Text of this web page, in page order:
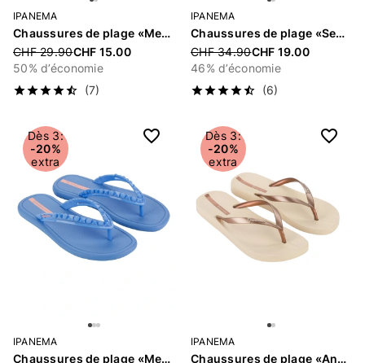
IPANEMA
Chaussures de plage «Mesh X»
Price reduced from
CHF 29.90CHF 15.00
50% d’économie
(7)
IPANEMA
Chaussures de plage «Sense Slide Fem»
Price reduced from
CHF 34.90CHF 19.00
46% d’économie
(6)
Dès 3:
-20%
extra
IPANEMA
Chaussures de plage «Meu Sol»
Dès 3:
-20%
extra
IPANEMA
Chaussures de plage «Anatomica Shine»